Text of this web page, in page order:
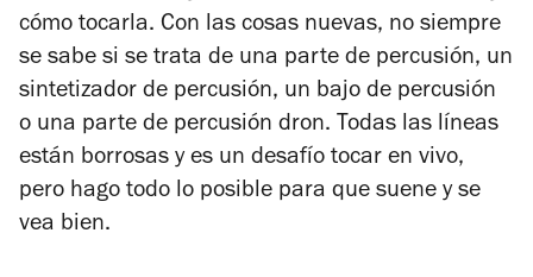
cómo tocarla. Con las cosas nuevas, no siempre
se sabe si se trata de una parte de percusión, un
sintetizador de percusión, un bajo de percusión
o una parte de percusión dron. Todas las líneas
están borrosas y es un desafío tocar en vivo,
pero hago todo lo posible para que suene y se
vea bien.